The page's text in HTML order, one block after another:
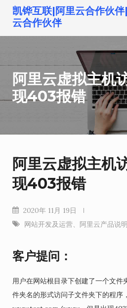
到
凯铧互联|阿里云合作伙
云合作伙伴
阿里云虚拟主机
现403报错
阿里云虚拟主机
现403报错
2020年 11月 19日
网站开发及运营、 阿里云产品说明
客户提问：
用户在网站根目录下创建了一个文件
件夹名的形式访问子文件夹下的程序